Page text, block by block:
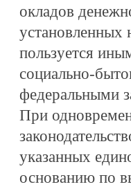
окладов
установленных
пользуется
социально-
федеральными
При
указанных
основанию по